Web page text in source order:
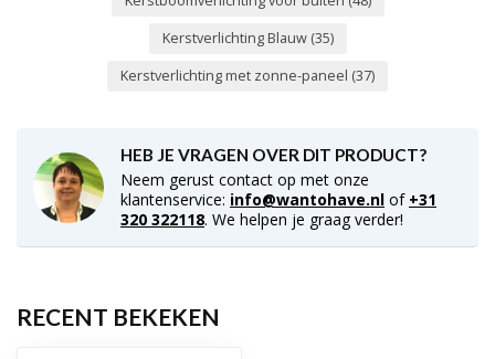
Kerstverlichting Blauw (35)
Kerstverlichting met zonne-paneel (37)
HEB JE VRAGEN OVER DIT PRODUCT?
Neem gerust contact op met onze
klantenservice: info@wantohave.nl of +31
320 322118. We helpen je graag verder!
RECENT BEKEKEN